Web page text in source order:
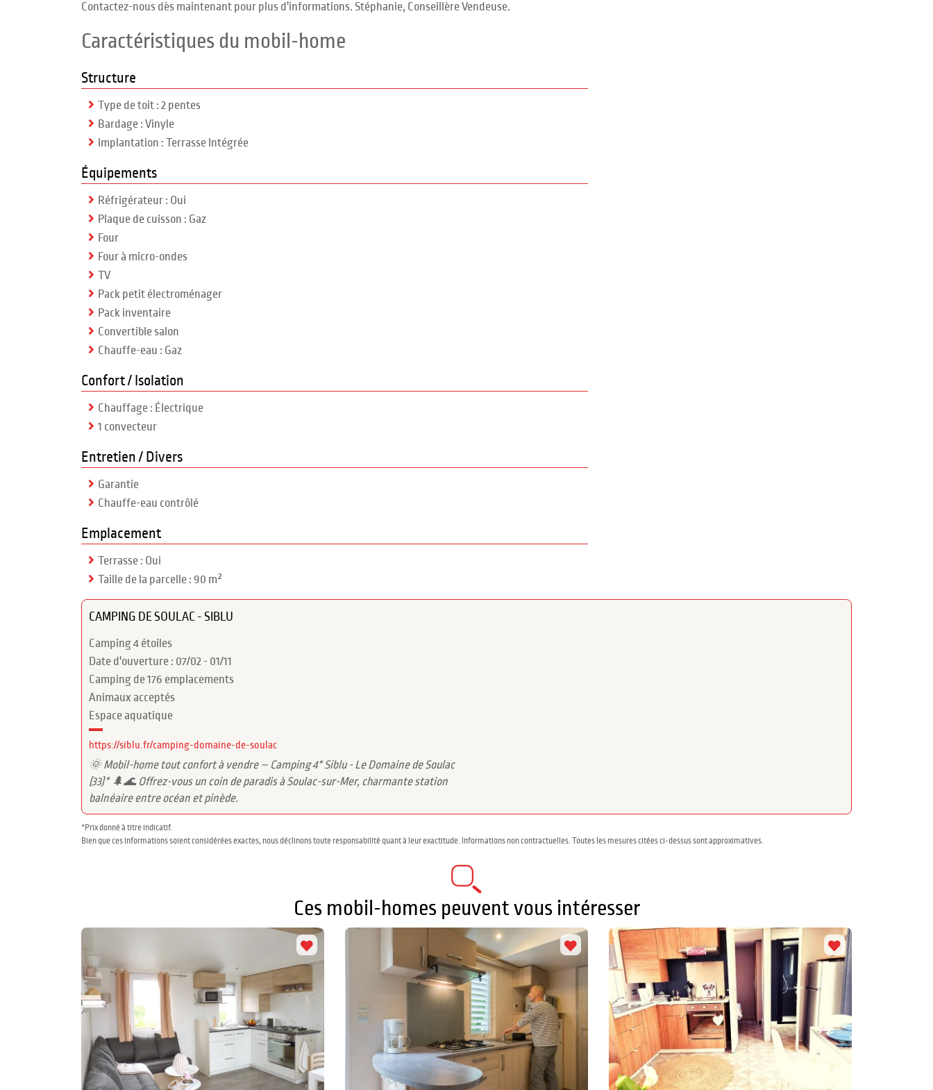
Contactez-nous dès maintenant pour plus d'informations. Stéphanie, Conseillère Vendeuse.
Caractéristiques du mobil-home
Structure
Type de toit : 2 pentes
Bardage : Vinyle
Implantation : Terrasse Intégrée
Équipements
Réfrigérateur : Oui
Plaque de cuisson : Gaz
Four
Four à micro-ondes
TV
Pack petit électroménager
Pack inventaire
Convertible salon
Chauffe-eau : Gaz
Confort / Isolation
Chauffage : Électrique
1 convecteur
Entretien / Divers
Garantie
Chauffe-eau contrôlé
Emplacement
Terrasse : Oui
Taille de la parcelle : 90 m²
CAMPING DE SOULAC - SIBLU
Camping 4 étoiles
Date d'ouverture : 07/02 - 01/11
Camping de 176 emplacements
Animaux acceptés
Espace aquatique
https://siblu.fr/camping-domaine-de-soulac
🌞 Mobil-home tout confort à vendre – Camping 4* Siblu - Le Domaine de Soulac
(33)* 🌲🌊 Offrez-vous un coin de paradis à Soulac-sur-Mer, charmante station
balnéaire entre océan et pinède.
*Prix donné à titre indicatif.
Bien que ces informations soient considérées exactes, nous déclinons toute responsabilité quant à leur exactitude. Informations non contractuelles. Toutes les mesures citées ci-dessus sont approximatives.
Ces mobil-homes peuvent vous intéresser